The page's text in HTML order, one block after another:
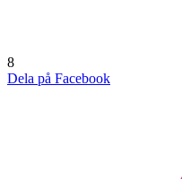
8
Dela på Facebook